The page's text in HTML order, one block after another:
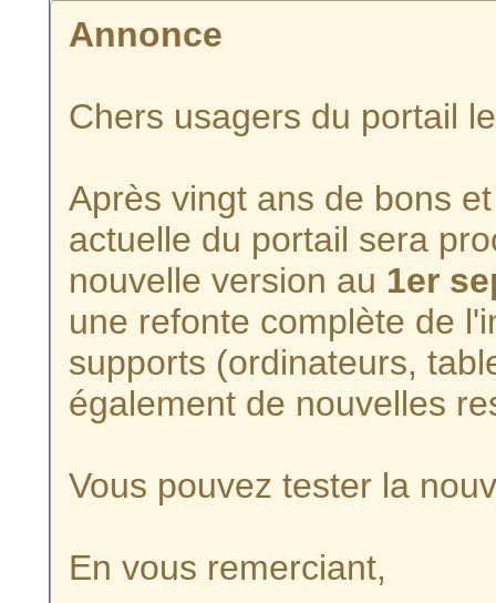
Annonce
Chers usagers du portail
Après vingt ans de bons
actuelle du portail sera
nouvelle version au 1er
une refonte complète de
supports (ordinateurs,
également de nouvelles
Vous pouvez tester la
En vous remerciant,